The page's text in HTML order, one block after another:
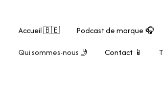
Accueil 🇧🇪 Podcast de marque 🎧
Qui sommes-nous 🤳 Contact 📱